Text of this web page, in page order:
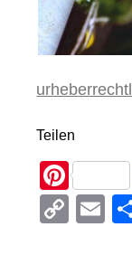
Teilen
Pi
nt
er
C
E